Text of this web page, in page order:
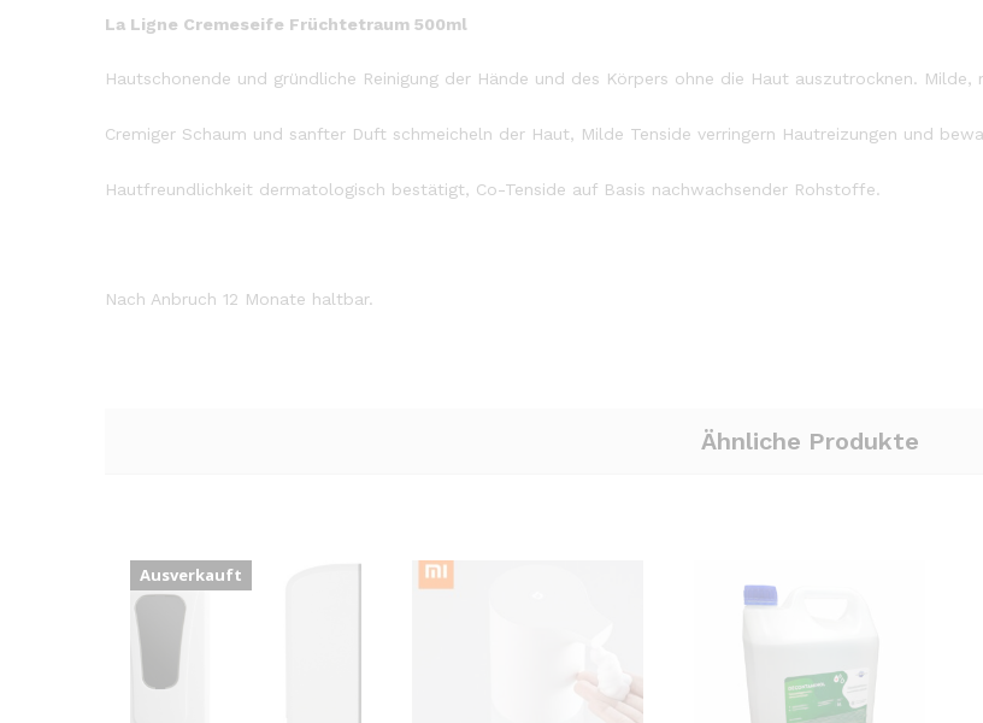
La Ligne Cremeseife Früchtetraum 500ml
Hautschonende und gründliche Reinigung der Hände und des Körpers ohne die Haut auszutrocknen.
Cremiger Schaum und sanfter Duft schmeicheln der Haut, Milde Tenside verringern Hautreizungen und
Hautfreundlichkeit dermatologisch bestätigt, Co-Tenside auf Basis nachwachsender Rohstoffe.
Nach Anbruch 12 Monate haltbar.
Ähnliche Produkte
Ausverkauft